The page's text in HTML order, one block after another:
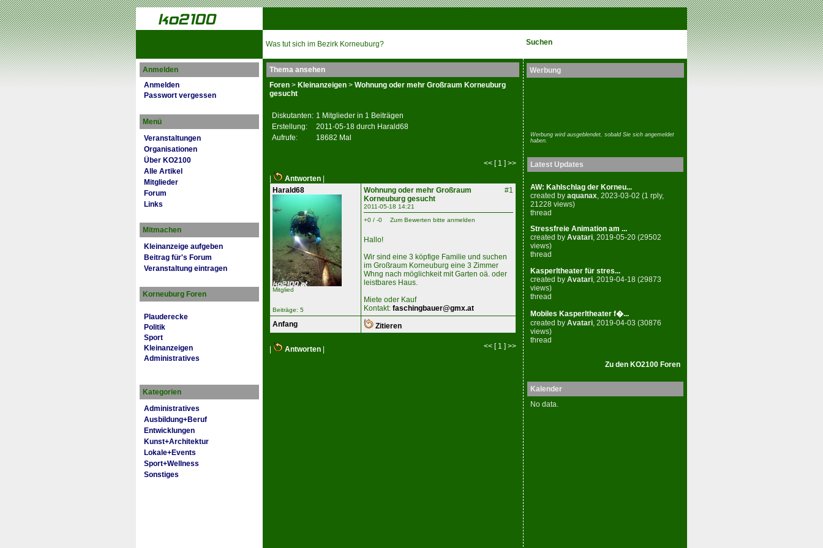
Was tut sich im Bezirk Korneuburg? Suchen
Anmelden
Anmelden
Passwort vergessen
Menü
Veranstaltungen
Organisationen
Über KO2100
Alle Artikel
Mitglieder
Forum
Links
Mitmachen
Kleinanzeige aufgeben
Beitrag für's Forum
Veranstaltung eintragen
Korneuburg Foren
Plauderecke
Politik
Sport
Kleinanzeigen
Administratives
Kategorien
Administratives
Ausbildung+Beruf
Entwicklungen
Kunst+Architektur
Lokale+Events
Sport+Wellness
Sonstiges
Thema ansehen
Foren > Kleinanzeigen > Wohnung oder mehr Großraum Korneuburg
gesucht
Diskutanten: 1 Mitglieder in 1 Beiträgen
Erstellung:
2011-05-18 durch Harald68
Aufrufe:
18682 Mal
<< [ 1 ] >>
Antworten
Harald68
Mitglied
Beiträge: 5
#1
Wohnung oder mehr Großraum
Korneuburg gesucht
2011-05-18 14:21
+0 / -0
Zum Bewerten bitte anmelden
Hallo!
Wir sind eine 3 köpfige Familie und suchen
im Großraum Korneuburg eine 3 Zimmer
Whng nach möglichkeit mit Garten oä. oder
leistbares Haus.
Miete oder Kauf
Kontakt: faschingbauer@gmx.at
Anfang
Zitieren
<< [ 1 ] >>
Antworten
Werbung
Werbung wird ausgeblendet, sobald Sie sich angemeldet
haben.
Latest Updates
AW: Kahlschlag der Korneu...
created by aquanax, 2023-03-02 (1 rply,
21228 views)
thread
Stressfreie Animation am ...
created by Avatari, 2019-05-20 (29502
views)
thread
Kasperltheater für stres...
created by Avatari , 2019-04-18 (29873
views)
thread
Mobiles Kasperltheater f�...
created by Avatari , 2019-04-03 (30876
views)
thread
Zu den KO2100 Foren
Kalender
No data.